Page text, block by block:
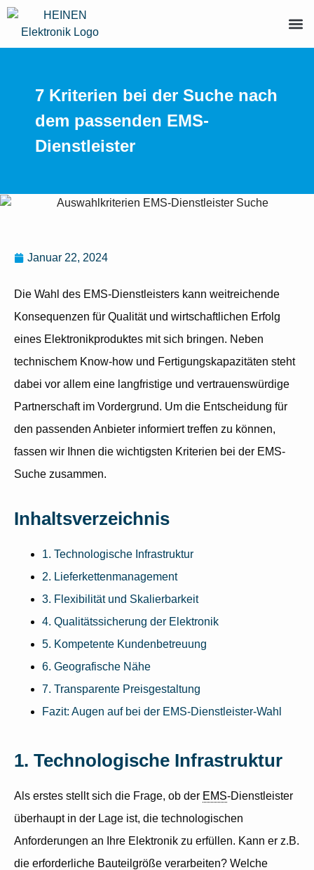
7 Kriterien bei der Suche nach
dem passenden EMS-
Dienstleister
Januar 22, 2024
Die Wahl des EMS-Dienstleisters kann weitreichende
Konsequenzen für Qualität und wirtschaftlichen Erfolg
eines Elektronikproduktes mit sich bringen. Neben
technischem Know-how und Fertigungskapazitäten steht
dabei vor allem eine langfristige und vertrauenswürdige
Partnerschaft im Vordergrund. Um die Entscheidung für
den passenden Anbieter informiert treffen zu können,
fassen wir Ihnen die wichtigsten Kriterien bei der EMS-
Suche zusammen.
Inhaltsverzeichnis
1. Technologische Infrastruktur
2. Lieferkettenmanagement
3. Flexibilität und Skalierbarkeit
4. Qualitätssicherung der Elektronik
5. Kompetente Kundenbetreuung
6. Geografische Nähe
7. Transparente Preisgestaltung
Fazit: Augen auf bei der EMS-Dienstleister-Wahl
1. Technologische Infrastruktur
Als erstes stellt sich die Frage, ob der EMS-Dienstleister
überhaupt in der Lage ist, die technologischen
Anforderungen an Ihre Elektronik zu erfüllen. Kann er z.B.
die erforderliche Bauteilgröße verarbeiten? Welche